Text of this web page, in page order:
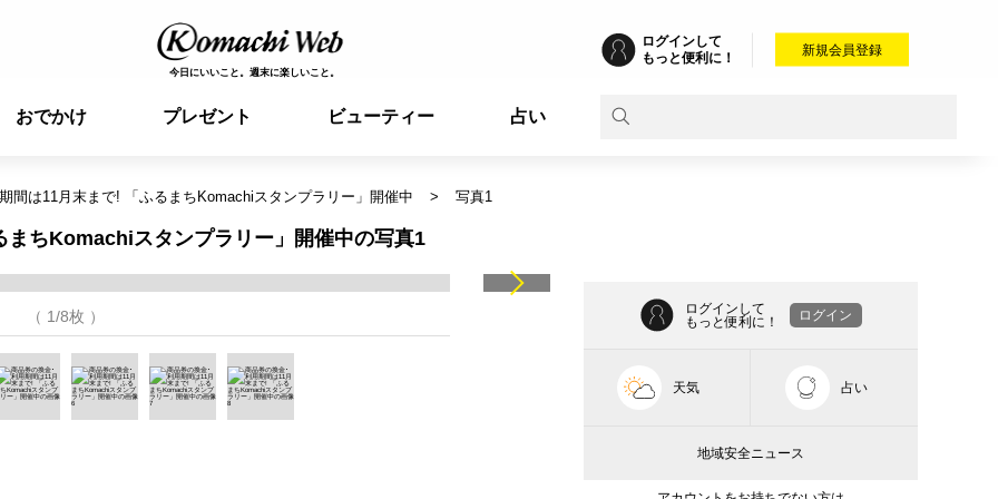
今日にいいこと。週末に楽しいこと。
ログインして
もっと便利に！
新規会員登録
おでかけ プレゼント ビューティー 占い
間は11月末まで! 「ふるまちKomachiスタンプラリー」開催中 写真1
ちKomachiスタンプラリー」開催中の写真1
（ 1/8枚 ）
ログインして
もっと便利に！
ログイン
天気 占い
地域安全ニュース